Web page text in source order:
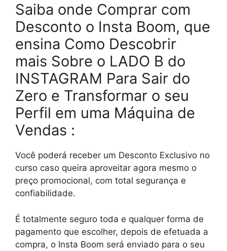
Saiba onde Comprar com
Desconto o Insta Boom, que
ensina Como Descobrir
mais Sobre o LADO B do
INSTAGRAM Para Sair do
Zero e Transformar o seu
Perfil em uma Máquina de
Vendas :
Você poderá receber um Desconto Exclusivo no
curso caso queira aproveitar agora mesmo o
preço promocional, com total segurança e
confiabilidade.
É totalmente seguro toda e qualquer forma de
pagamento que escolher, depois de efetuada a
compra, o Insta Boom será enviado para o seu